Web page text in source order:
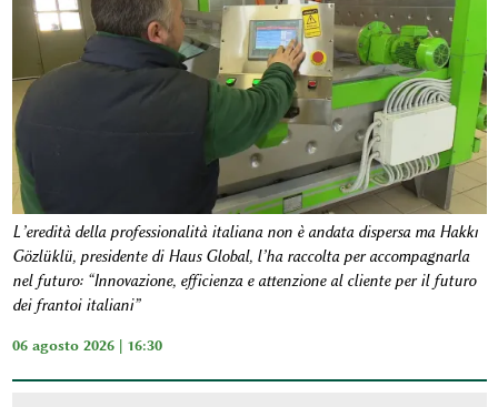
L’eredità della professionalità italiana non è andata dispersa ma Hakkı
Gözlüklü, presidente di Haus Global, l’ha raccolta per accompagnarla
nel futuro: “Innovazione, efficienza e attenzione al cliente per il futuro
dei frantoi italiani”
06 agosto 2026 | 16:30